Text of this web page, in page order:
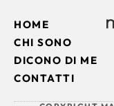
HOME
CHI SONO
DICONO DI ME
CONTATTI